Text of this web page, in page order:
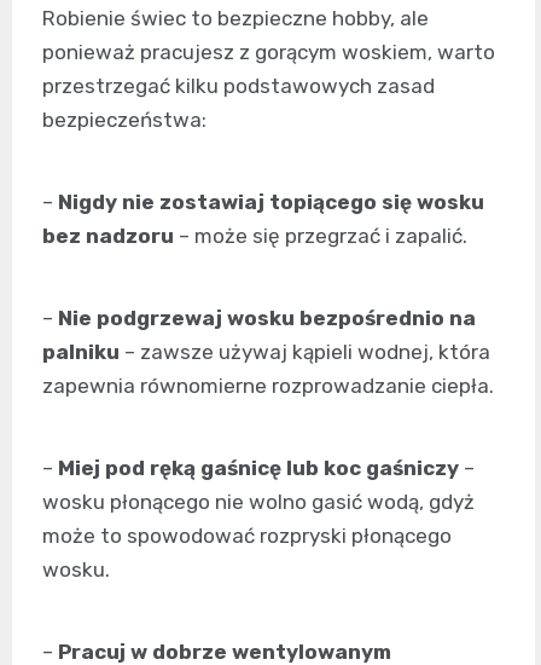
Robienie świec to bezpieczne hobby, ale
ponieważ pracujesz z gorącym woskiem, warto
przestrzegać kilku podstawowych zasad
bezpieczeństwa:
– Nigdy nie zostawiaj topiącego się wosku
bez nadzoru – może się przegrzać i zapalić.
– Nie podgrzewaj wosku bezpośrednio na
palniku – zawsze używaj kąpieli wodnej, która
zapewnia równomierne rozprowadzanie ciepła.
– Miej pod ręką gaśnicę lub koc gaśniczy –
wosku płonącego nie wolno gasić wodą, gdyż
może to spowodować rozpryski płonącego
wosku.
– Pracuj w dobrze wentylowanym